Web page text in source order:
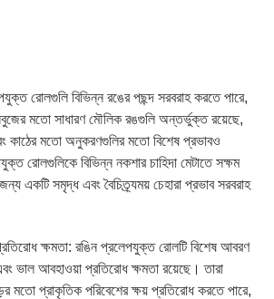
রোলগুলি বিভিন্ন রঙের পছন্দ সরবরাহ করতে পারে,
মতো সাধারণ মৌলিক রঙগুলি অন্তর্ভুক্ত রয়েছে,
কাঠের মতো অনুকরণগুলির মতো বিশেষ প্রভাবও
রোলগুলিকে বিভিন্ন নকশার চাহিদা মেটাতে সক্ষম
একটি সমৃদ্ধ এবং বৈচিত্র্যময় চেহারা প্রভাব সরবরাহ
ক্ষমতা: রঙিন প্রলেপযুক্ত রোলটি বিশেষ আবরণ
ভাল আবহাওয়া প্রতিরোধ ক্ষমতা রয়েছে। তারা
মতো প্রাকৃতিক পরিবেশের ক্ষয় প্রতিরোধ করতে পারে,